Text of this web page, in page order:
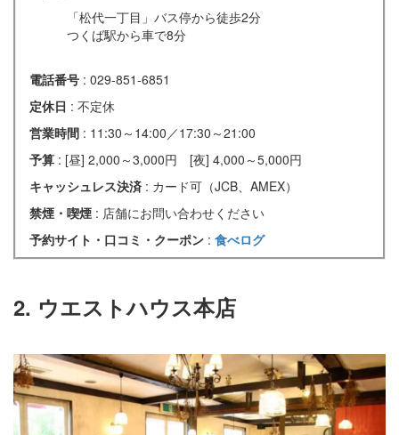
「松代一丁目」バス停から徒歩2分
つくば駅から車で8分
電話番号 : 029-851-6851
定休日 : 不定休
営業時間 : 11:30～14:00／17:30～21:00
予算 : [昼] 2,000～3,000円 [夜] 4,000～5,000円
キャッシュレス決済 : カード可（JCB、AMEX）
禁煙・喫煙 : 店舗にお問い合わせください
予約サイト・口コミ・クーポン : 食べログ
2. ウエストハウス本店